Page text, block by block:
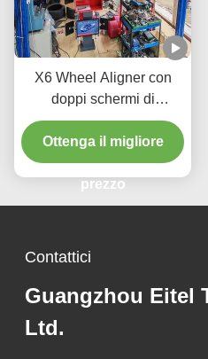
X6 Wheel Aligner con
doppi schermi di
immagini 3D intelligenti e
monitoraggio in tempo
reale per la precisione di
allineamento delle ruote
del veicolo
Ottenga il migliore
prezzo
Contattici
Guangzhou Eitel
Ltd.